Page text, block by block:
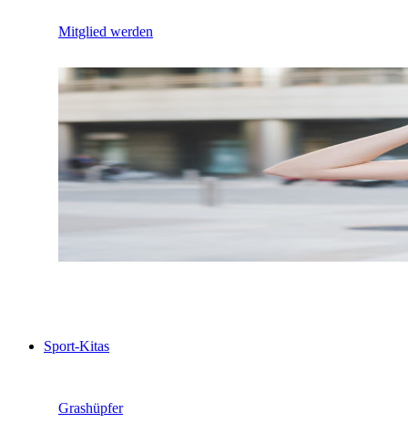
Mitglied werden
Sport-Kitas
Grashüpfer